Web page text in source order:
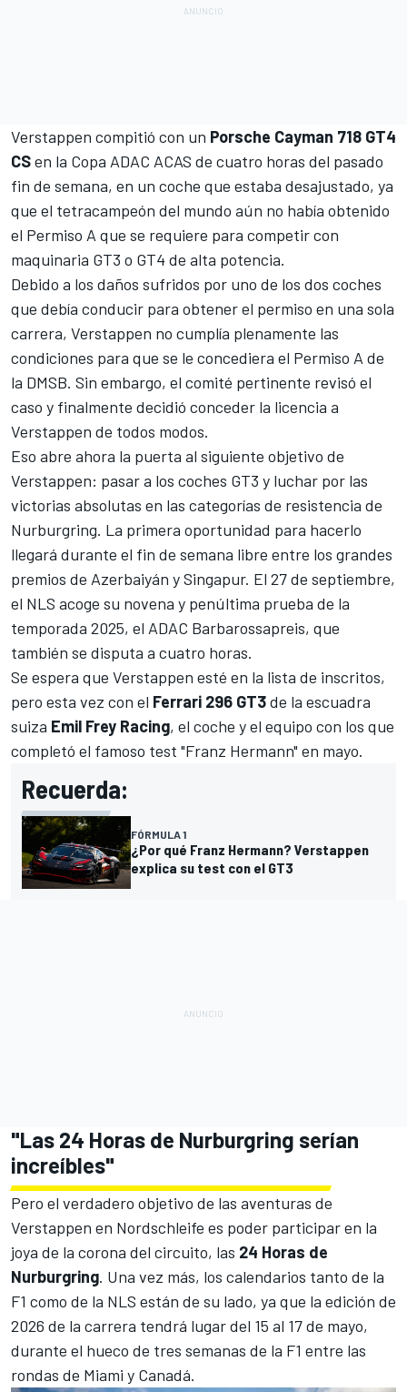
Verstappen compitió con un Porsche Cayman 718 GT4
CSen la Copa ADAC ACAS de cuatro horas del pasado
fin de semana, en un coche que estaba desajustado, ya
que el tetracampeón del mundo aún no había obtenido
el Permiso A que se requiere para competir con
maquinaria GT3 o GT4 de alta potencia.
Debido a los daños sufridos por uno de los dos coches
que debía conducir para obtener el permiso en una sola
carrera, Verstappen no cumplía plenamente las
condiciones para que se le concediera el Permiso A de
la DMSB. Sin embargo, el comité pertinente revisó el
caso y finalmente decidió conceder la licencia a
Verstappen de todos modos.
Eso abre ahora la puerta al siguiente objetivo de
Verstappen: pasar a los coches GT3 y luchar por las
victorias absolutas en las categorías de resistencia de
Nurburgring. La primera oportunidad para hacerlo
llegará durante el fin de semana libre entre los grandes
premios de Azerbaiyán y Singapur. El 27 de septiembre,
el NLS acoge su novena y penúltima prueba de la
temporada 2025, el ADAC Barbarossapreis, que
también se disputa a cuatro horas.
Se espera que Verstappen esté en la lista de inscritos,
pero esta vez con el Ferrari 296 GT3de la escuadra
suiza Emil Frey Racing, el coche y el equipo con los que
completó el famoso test "Franz Hermann" en mayo.
Recuerda:
FÓRMULA 1
¿Por qué Franz Hermann? Verstappen
explica su test con el GT3
"Las 24 Horas de Nurburgring serían
increíbles"
Pero el verdadero objetivo de las aventuras de
Verstappen en Nordschleife es poder participar en la
joya de la corona del circuito, las 24 Horas de
Nurburgring. Una vez más, los calendarios tanto de la
F1 como de la NLS están de su lado, ya que la edición de
2026 de la carrera tendrá lugar del 15 al 17 de mayo,
durante el hueco de tres semanas de la F1 entre las
rondas de Miami y Canadá.